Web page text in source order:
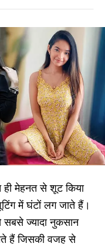
मेहनत से शूट किया
में घंटों लग जाते हैं।
सबसे ज्यादा नुकसान
हैं जिसकी वजह से